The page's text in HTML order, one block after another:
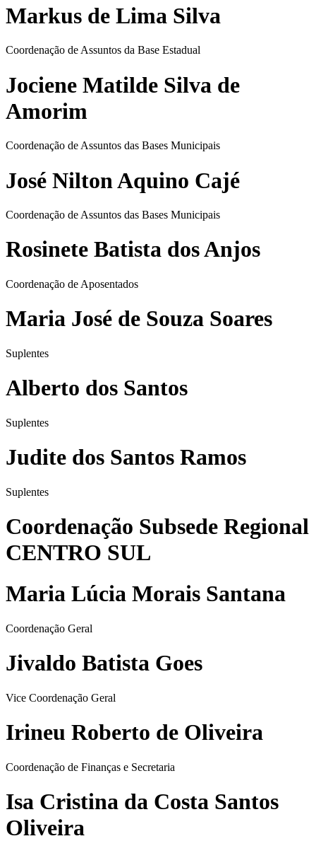
Markus de Lima Silva
Coordenação de Assuntos da Base Estadual
Jociene Matilde Silva de
Amorim
Coordenação de Assuntos das Bases Municipais
José Nilton Aquino Cajé
Coordenação de Assuntos das Bases Municipais
Rosinete Batista dos Anjos
Coordenação de Aposentados
Maria José de Souza Soares
Suplentes
Alberto dos Santos
Suplentes
Judite dos Santos Ramos
Suplentes
Coordenação Subsede Regional
CENTRO SUL
Maria Lúcia Morais Santana
Coordenação Geral
Jivaldo Batista Goes
Vice Coordenação Geral
Irineu Roberto de Oliveira
Coordenação de Finanças e Secretaria
Isa Cristina da Costa Santos
Oliveira